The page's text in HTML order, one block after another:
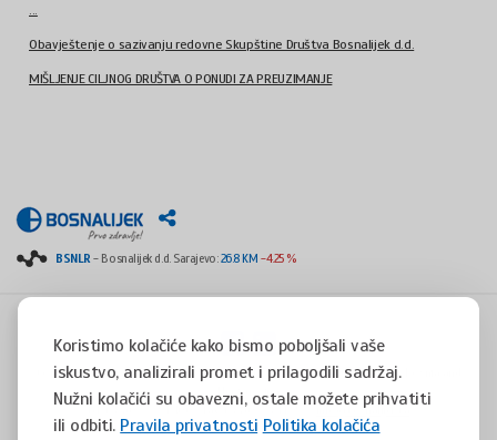
Koristimo kolačiće kako bismo poboljšali vaše
iskustvo, analizirali promet i prilagodili sadržaj.
Nužni kolačići su obavezni, ostale možete prihvatiti
ili odbiti. Pravila privatnosti Politika kolačića
...
Obavještenje o sazivanju redovne Skupštine Društva Bosnalijek d.d.
MIŠLJENJE CILJNOG DRUŠTVA O PONUDI ZA PREUZIMANJE
BSNLR- Bosnalijek d.d. Sarajevo:26.8 KM -4.25 %
Copyright © 2008 - 2017 - All rights reserved - Jukićeva 53, 71000 Sarajevo, Bosnia and
Herzegovina
tel. +387(0)33 254 400 - fax. +387(0)33 814 253 -info@bosnalijek.ba